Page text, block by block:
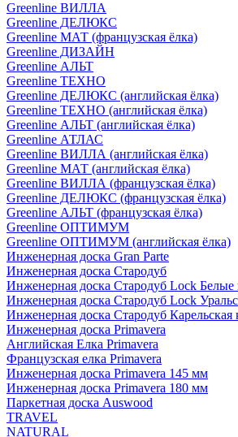
Greenline ВИЛЛА
Greenline ДЕЛЮКС
Greenline МАТ (французская ёлка)
Greenline ДИЗАЙН
Greenline АЛЬТ
Greenline ТЕХНО
Greenline ДЕЛЮКС (английская ёлка)
Greenline ТЕХНО (английская ёлка)
Greenline АЛЬТ (английская ёлка)
Greenline АТЛАС
Greenline ВИЛЛА (английская ёлка)
Greenline МАТ (английская ёлка)
Greenline ВИЛЛА (французская ёлка)
Greenline ДЕЛЮКС (французская ёлка)
Greenline АЛЬТ (французская ёлка)
Greenline ОПТИМУМ
Greenline ОПТИМУМ (английская ёлка)
Инженерная доска Gran Parte
Инженерная доска Стародуб
Инженерная доска Стародуб Lock Белые
Инженерная доска Стародуб Lock
Инженерная доска Стародуб Карельская
Инженерная доска Primavera
Английская Елка Primavera
Французская елка Primavera
Инженерная доска Primavera 145 мм
Инженерная доска Primavera 180 мм
Паркетная доска Auswood
TRAVEL
NATURAL